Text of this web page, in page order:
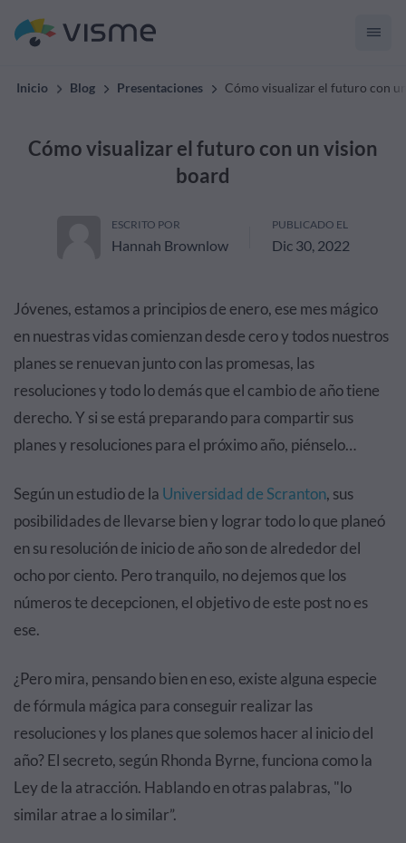
Inicio Blog Presentaciones Cómo visualizar el futuro con
Cómo visualizar el futuro con un vision
board
ESCRITO POR
Hannah Brownlow
PUBLICADO EL
Dic 30, 2022
Jóvenes, estamos a principios de enero, ese mes mágico
en nuestras vidas comienzan desde cero y todos nuestros
planes se renuevan junto con las promesas, las
resoluciones y todo lo demás que el cambio de año tiene
derecho. Y si se está preparando para compartir sus
planes y resoluciones para el próximo año, piénselo…
Según un estudio de la Universidad de Scranton, sus
posibilidades de llevarse bien y lograr todo lo que planeó
en su resolución de inicio de año son de alrededor del
ocho por ciento. Pero tranquilo, no dejemos que los
números te decepcionen, el objetivo de este post no es
ese.
¿Pero mira, pensando bien en eso, existe alguna especie
de fórmula mágica para conseguir realizar las
resoluciones y los planes que solemos hacer al inicio del
año? El secreto, según Rhonda Byrne, funciona como la
Ley de la atracción. Hablando en otras palabras, "lo
similar atrae a lo similar”.